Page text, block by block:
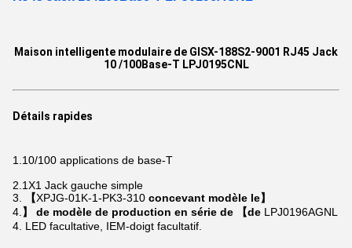
Maison intelligente modulaire de GISX-188S2-9001 RJ45 Jack
10 /100Base-T LPJ0195CNL
Détails rapides
1.10/100 applications de base-T
2.1X1 Jack gauche simple
3.
【XPJG-01K-1-PK3-310 concevant modèle le】
4. 】 de modèle de production en série de 【de LPJ0196AGNL
4. LED facultative, IEM-doigt facultatif.